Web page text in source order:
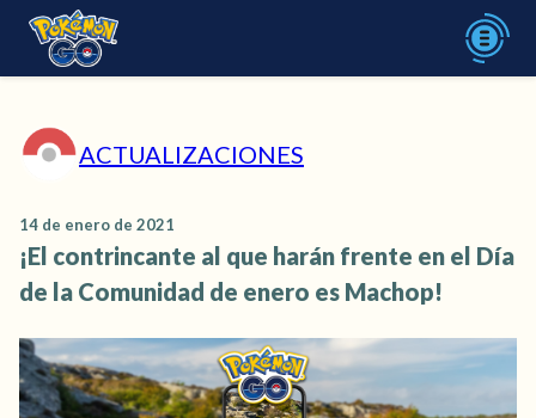
ACTUALIZACIONES
14 de enero de 2021
¡El contrincante al que harán frente en el Día
de la Comunidad de enero es Machop!